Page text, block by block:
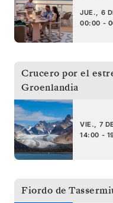
JUE., 6
00:00 -
Crucero por el
Groenlandia
VIE., 7
14:00 -
Fiordo de